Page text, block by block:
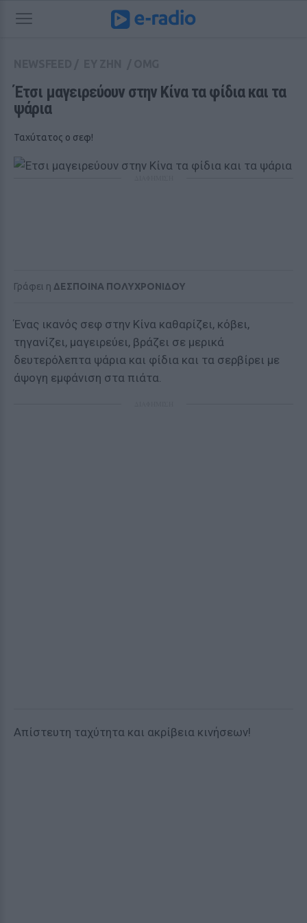
Έτσι μαγειρεύουν στην Κίνα τα φίδια και τα
ψάρια
Ταχύτατος ο σεφ!
Γράφει η ΔΕΣΠΟΙΝΑ ΠΟΛΥΧΡΟΝΙΔΟΥ
Ένας ικανός σεφ στην Κίνα καθαρίζει, κόβει,
τηγανίζει, μαγειρεύει, βράζει σε μερικά
δευτερόλεπτα ψάρια και φίδια και τα σερβίρει με
άψογη εμφάνιση στα πιάτα.
Απίστευτη ταχύτητα και ακρίβεια κινήσεων!